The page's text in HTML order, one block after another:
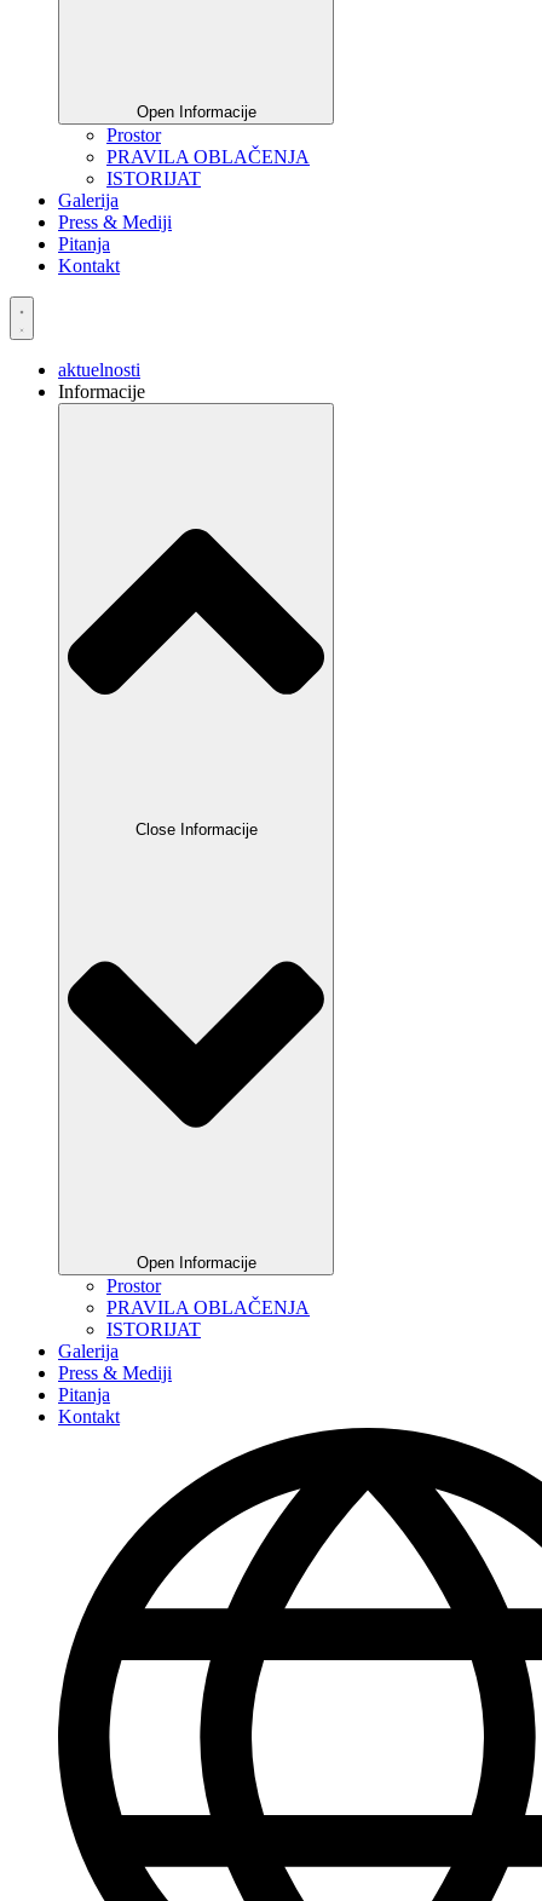
Open Informacije
Prostor
PRAVILA OBLAČENJA
ISTORIJAT
Galerija
Press & Mediji
Pitanja
Kontakt
aktuelnosti
Informacije
Close Informacije
Open Informacije
Prostor
PRAVILA OBLAČENJA
ISTORIJAT
Galerija
Press & Mediji
Pitanja
Kontakt